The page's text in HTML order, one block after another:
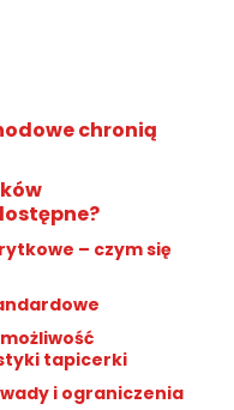
chronią
– czym się
tapicerki
i ograniczenia